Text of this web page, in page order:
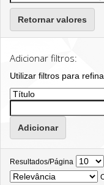
Retornar valores
Adicionar filtros:
Utilizar filtros para
Resultados/Página